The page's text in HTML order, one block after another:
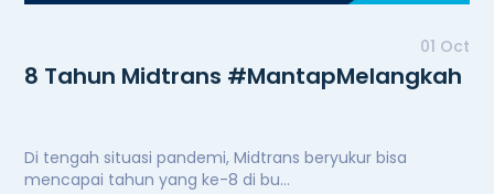
01 Oct
8 Tahun Midtrans #MantapMelangkah
Di tengah situasi pandemi, Midtrans beryukur bisa
mencapai tahun yang ke-8 di bu...